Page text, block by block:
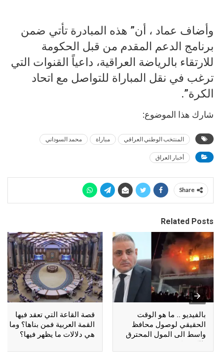
وأضاف عماد ، أن” هذه المبادرة تأتي ضمن
برنامج الدعم المقدم من قبل الحكومة
للارتقاء بالرياضة العراقية، داعياً القنوات التي
ترغب في نقل المباراة للتواصل مع اتحاد
الكرة”.
شارك هذا الموضوع:
المنتخب الوطني العراقي مباراة محمد السوداني
أخبار العراق
Share
Related Posts
بالفيديو .. ما هو الوقت
الحقيقي لوصول محافظ
واسط الى المول المحترق
بالكوت؟
قصة القاعة التي تعقد فيها
القمة العربية فمن بناها؟ وما
هي دلالات ما يظهر فيها؟